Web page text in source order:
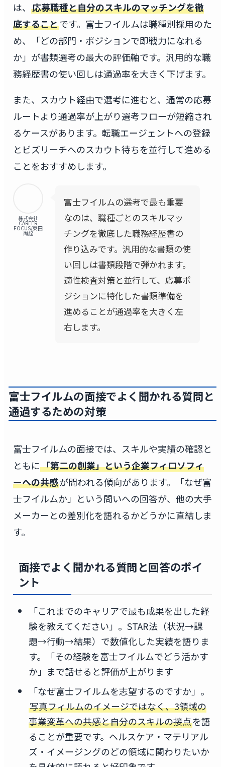
は、 応募職種と自分のスキルのマッチングを徹
底することです。富士フイルムは職種別採用のた
め、「どの部門・ポジションで即戦力になれる
か」が書類選考の最大の評価軸です。汎用的な職
務経歴書の使い回しは通過率を大きく下げます。
また、スカウト経由で選考に進むと、通常の応募
ルートより通過率が上がり選考フローが短縮され
るケースがあります。転職エージェントへの登録
とビズリーチへのスカウト待ちを並行して進める
ことをおすすめします。
株式会社
CAREER
FOCUS/東田
尚起
富士フイルムの選考で最も重要
なのは、職種ごとのスキルマッ
チングを徹底した職務経歴書の
作り込みです。汎用的な書類の使
い回しは書類段階で弾かれます。
適性検査対策と並行して、応募ポ
ジションに特化した書類準備を
進めることが通過率を大きく左
右します。
富士フイルムの面接でよく聞かれる質問と
通過するための対策
富士フイルムの面接では、スキルや実績の確認と
ともに「第二の創業」という企業フィロソフィ
ーへの共感が問われる傾向があります。「なぜ富
士フイルムか」という問いへの回答が、他の大手
メーカーとの差別化を語れるかどうかに直結しま
す。
面接でよく聞かれる質問と回答のポイ
ント
「これまでのキャリアで最も成果を出した経
験を教えてください」。STAR法（状況→課
題→行動→結果）で数値化した実績を語りま
す。「その経験を富士フイルムでどう活かす
か」まで話せると評価が上がります
「なぜ富士フイルムを志望するのですか」。
写真フィルムのイメージではなく、3領域の
事業変革への共感と自分のスキルの接点を語
ることが重要です。ヘルスケア・マテリアル
ズ・イメージングのどの領域に関わりたいか